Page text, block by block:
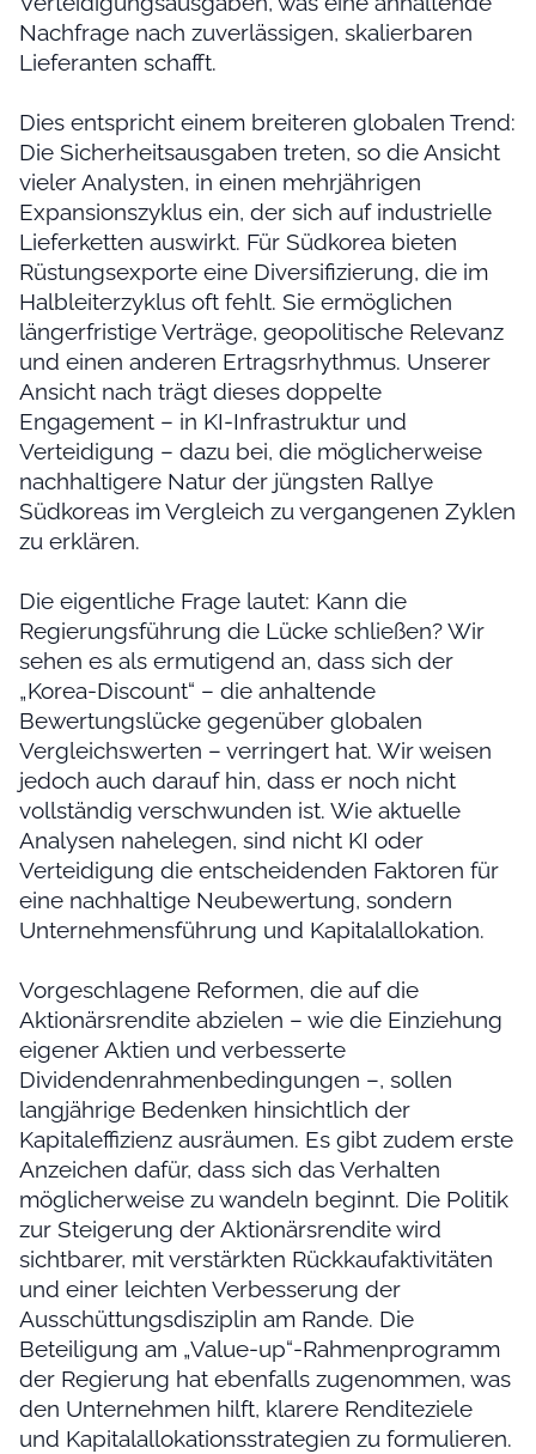
Nachfrage nach zuverlässigen, skalierbaren
Lieferanten schafft.
Dies entspricht einem breiteren globalen Trend:
Die Sicherheitsausgaben treten, so die Ansicht
vieler Analysten, in einen mehrjährigen
Expansionszyklus ein, der sich auf industrielle
Lieferketten auswirkt. Für Südkorea bieten
Rüstungsexporte eine Diversifizierung, die im
Halbleiterzyklus oft fehlt. Sie ermöglichen
längerfristige Verträge, geopolitische Relevanz
und einen anderen Ertragsrhythmus. Unserer
Ansicht nach trägt dieses doppelte
Engagement – in KI-Infrastruktur und
Verteidigung – dazu bei, die möglicherweise
nachhaltigere Natur der jüngsten Rallye
Südkoreas im Vergleich zu vergangenen Zyklen
zu erklären.
Die eigentliche Frage lautet: Kann die
Regierungsführung die Lücke schließen? Wir
sehen es als ermutigend an, dass sich der
„Korea-Discount“ – die anhaltende
Bewertungslücke gegenüber globalen
Vergleichswerten – verringert hat. Wir weisen
jedoch auch darauf hin, dass er noch nicht
vollständig verschwunden ist. Wie aktuelle
Analysen nahelegen, sind nicht KI oder
Verteidigung die entscheidenden Faktoren für
eine nachhaltige Neubewertung, sondern
Unternehmensführung und Kapitalallokation.
Vorgeschlagene Reformen, die auf die
Aktionärsrendite abzielen – wie die Einziehung
eigener Aktien und verbesserte
Dividendenrahmenbedingungen –, sollen
langjährige Bedenken hinsichtlich der
Kapitaleffizienz ausräumen. Es gibt zudem erste
Anzeichen dafür, dass sich das Verhalten
möglicherweise zu wandeln beginnt. Die Politik
zur Steigerung der Aktionärsrendite wird
sichtbarer, mit verstärkten Rückkaufaktivitäten
und einer leichten Verbesserung der
Ausschüttungsdisziplin am Rande. Die
Beteiligung am „Value-up“-Rahmenprogramm
der Regierung hat ebenfalls zugenommen, was
den Unternehmen hilft, klarere Renditeziele
und Kapitalallokationsstrategien zu formulieren.